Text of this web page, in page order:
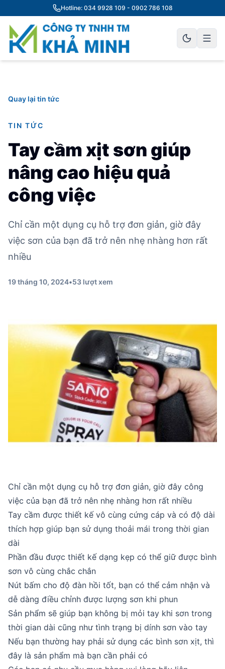
Hotline: 034 9928 109 - 0902 786 108
Quay lại tin tức
TIN TỨC
Tay cầm xịt sơn giúp
nâng cao hiệu quả
công việc
Chỉ cần một dụng cụ hỗ trợ đơn giản, giờ đây
việc sơn của bạn đã trở nên nhẹ nhàng hơn rất
nhiều
19 tháng 10, 2024•53 lượt xem
Chỉ cần một dụng cụ hỗ trợ đơn giản, giờ đây công
việc của bạn đã trở nên nhẹ nhàng hơn rất nhiều
Tay cầm được thiết kế vô cùng cứng cáp và có độ dài
thích hợp giúp bạn sử dụng thoải mái trong thời gian
dài
Phần đầu được thiết kế dạng kẹp có thể giữ được bình
sơn vô cùng chắc chắn
Nút bấm cho độ đàn hồi tốt, bạn có thể cảm nhận và
dễ dàng điều chỉnh được lượng sơn khi phun
Sản phẩm sẽ giúp bạn không bị mỏi tay khi sơn trong
thời gian dài cũng như tình trạng bị dính sơn vào tay
Nếu bạn thường hay phải sử dụng các bình sơn xịt, thì
đây là sản phẩm mà bạn cần phải có